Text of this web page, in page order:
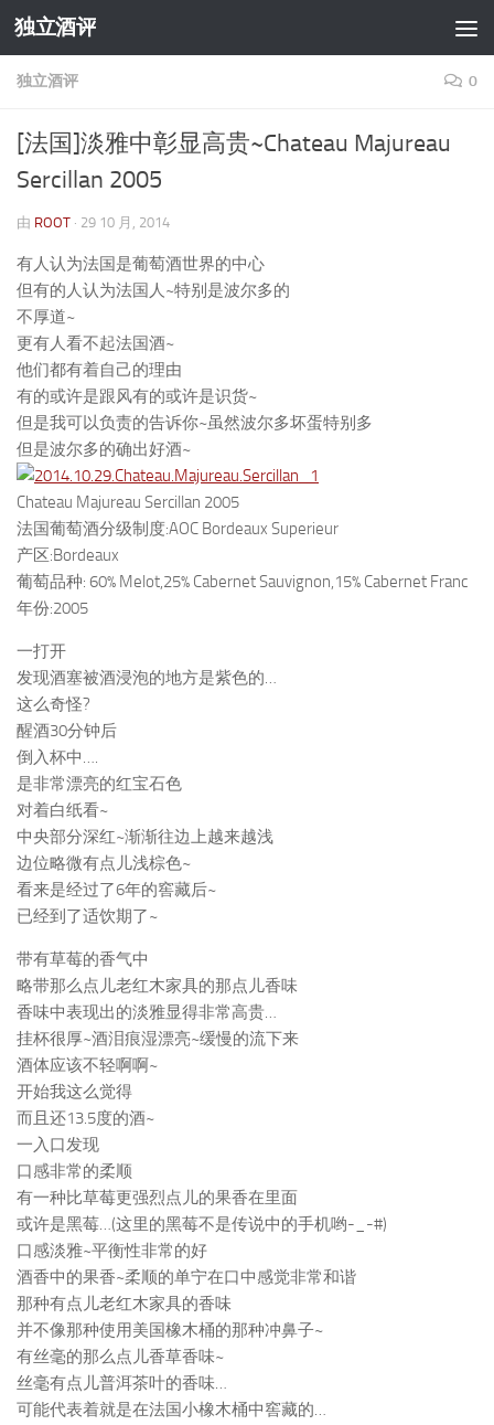
跳至内容
独立酒评
独立酒评 0
[法国]淡雅中彰显高贵~Chateau Majureau
Sercillan 2005
由 ROOT · 29 10 月, 2014
有人认为法国是葡萄酒世界的中心
但有的人认为法国人~特别是波尔多的
不厚道~
更有人看不起法国酒~
他们都有着自己的理由
有的或许是跟风有的或许是识货~
但是我可以负责的告诉你~虽然波尔多坏蛋特别多
但是波尔多的确出好酒~
Chateau Majureau Sercillan 2005
法国葡萄酒分级制度:AOC Bordeaux Superieur
产区:Bordeaux
葡萄品种: 60% Melot,25% Cabernet Sauvignon,15% Cabernet Franc
年份:2005
一打开
发现酒塞被酒浸泡的地方是紫色的…
这么奇怪?
醒酒30分钟后
倒入杯中….
是非常漂亮的红宝石色
对着白纸看~
中央部分深红~渐渐往边上越来越浅
边位略微有点儿浅棕色~
看来是经过了6年的窖藏后~
已经到了适饮期了~
带有草莓的香气中
略带那么点儿老红木家具的那点儿香味
香味中表现出的淡雅显得非常高贵…
挂杯很厚~酒泪痕湿漂亮~缓慢的流下来
酒体应该不轻啊啊~
开始我这么觉得
而且还13.5度的酒~
一入口发现
口感非常的柔顺
有一种比草莓更强烈点儿的果香在里面
或许是黑莓…(这里的黑莓不是传说中的手机哟-_-#)
口感淡雅~平衡性非常的好
酒香中的果香~柔顺的单宁在口中感觉非常和谐
那种有点儿老红木家具的香味
并不像那种使用美国橡木桶的那种冲鼻子~
有丝毫的那么点儿香草香味~
丝毫有点儿普洱茶叶的香味…
可能代表着就是在法国小橡木桶中窖藏的…